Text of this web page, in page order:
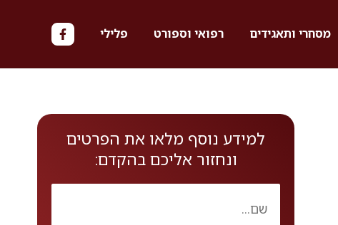
מסחרי ותאגידים רפואי וספורט פלילי
למידע נוסף מלאו את הפרטים
ונחזור אליכם בהקדם: